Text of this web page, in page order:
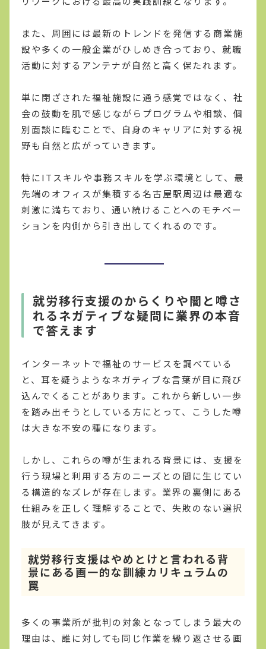
また、周囲には最新のトレンドを発信する商業施
設や多くの一般企業がひしめき合っており、就職
活動に対するアンテナが自然と高く保たれます。
単に閉ざされた福祉施設に通う感覚ではなく、社
会の鼓動を肌で感じながらプログラムや相談、個
別面談に臨むことで、自身のキャリアに対する視
野も自然と広がっていきます。
特にITスキルや事務スキルを学ぶ環境として、最
先端のオフィスが集積する名古屋駅周辺は最適な
刺激に満ちており、通い続けることへのモチベー
ションを内側から引き出してくれるのです。
就労移行支援のからくりや闇と噂さ
れるネガティブな疑問に業界の本音
で答えます
インターネットで福祉のサービスを調べている
と、耳を疑うようなネガティブな言葉が目に飛び
込んでくることがあります。これから新しい一歩
を踏み出そうとしている方にとって、こうした噂
は大きな不安の種になります。
しかし、これらの噂が生まれる背景には、支援を
行う現場と利用する方のニーズとの間に生じてい
る構造的なズレが存在します。業界の裏側にある
仕組みを正しく理解することで、失敗のない選択
肢が見えてきます。
就労移行支援はやめとけと言われる背
景にある画一的な訓練カリキュラムの
罠
多くの事業所が批判の対象となってしまう最大の
理由は、誰に対しても同じ作業を繰り返させる画